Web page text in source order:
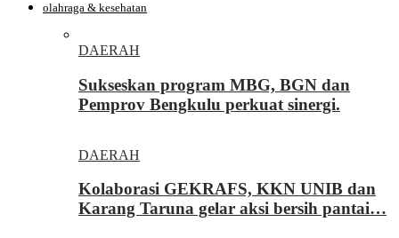
olahraga & kesehatan
DAERAH
Sukseskan program MBG, BGN dan
Pemprov Bengkulu perkuat sinergi.
DAERAH
Kolaborasi GEKRAFS, KKN UNIB dan
Karang Taruna gelar aksi bersih pantai…